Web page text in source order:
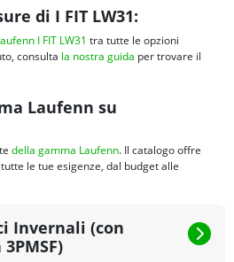
di I FIT LW31:
I FIT LW31 tra tutte le opzioni
consulta la nostra guida per trovare il
Laufenn su
della gamma Laufenn. Il catalogo offre
le tue esigenze, dal budget alle
Invernali (con